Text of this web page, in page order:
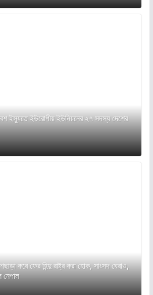
ইস্যুতে ইউরোপীয় ইউনিয়নের ২৭ সদস্য দেশের
করে ফের হিন্দু রাষ্ট্র করা হোক, সাংসদ ঘেরাও,